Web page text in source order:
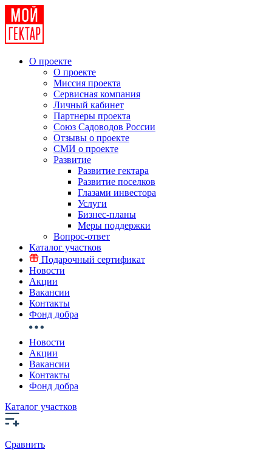
О проекте
О проекте
Миссия проекта
Сервисная компания
Личный кабинет
Партнеры проекта
Союз Садоводов России
Отзывы о проекте
СМИ о проекте
Развитие
Развитие гектара
Развитие поселков
Глазами инвестора
Услуги
Бизнес-планы
Меры поддержки
Вопрос-ответ
Каталог участков
Подарочный сертификат
Новости
Акции
Вакансии
Контакты
Фонд добра
Новости
Акции
Вакансии
Контакты
Фонд добра
Каталог участков
Сравнить